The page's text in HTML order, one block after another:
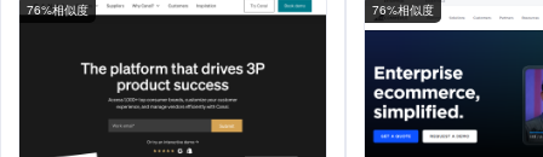
76%相似度 76%相似度